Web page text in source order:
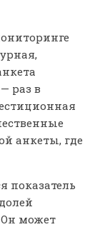
раз в
анкеты, где
показатель
может